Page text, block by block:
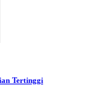
Tertinggi